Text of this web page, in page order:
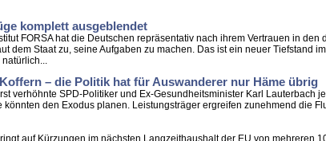
komplett ausgeblendet
FORSA hat die Deutschen repräsentativ nach ihrem Vertrauen in
dem Staat zu, seine Aufgaben zu machen. Das ist ein neuer Tiefstand
– die Politik hat für Auswanderer nur Häme übrig
verhöhnte SPD-Politiker und Ex-Gesundheitsminister Karl Lauterbach
den Exodus planen. Leistungsträger ergreifen zunehmend die
auf Kürzungen im nächsten Langzeithaushalt der EU von mehreren